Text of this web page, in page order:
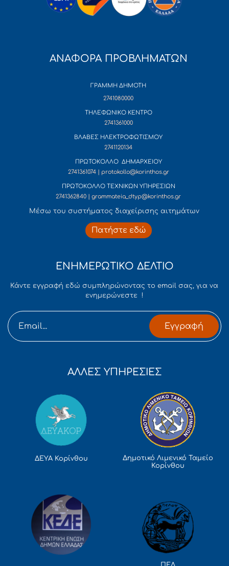
ΑΝΑΦΟΡΑ ΠΡΟΒΛΗΜΑΤΩΝ
ΓΡΑΜΜΗ ΔΗΜΟΤΗ
2741080000
ΤΗΛΕΦΩΝΙΚΟ ΚΕΝΤΡΟ
2741361000
ΒΛΑΒΕΣ ΗΛΕΚΤΡΟΦΩΤΙΣΜΟΥ
2741120134
ΠΡΩΤΟΚΟΛΛΟ ΔΗΜΑΡΧΕΙΟΥ
2741361074 | protokollo@korinthos.gr
ΠΡΩΤΟΚΟΛΛΟ ΤΕΧΝΙΚΩΝ ΥΠΗΡΕΣΙΩΝ
2741362840 | grammateia_dtyp@korinthos.gr
Mέσω του συστήματος διαχείρισης αιτημάτων
Πατήστε εδώ
ΕΝΗΜΕΡΩΤΙΚΟ ΔΕΛΤΙΟ
Κάντε εγγραφή εδώ συμπληρώνοντας το email σας, για να
ενημερώνεστε !
Εγγραφή
ΑΛΛΕΣ ΥΠΗΡΕΣΙΕΣ
ΔΕΥΑ Κορίνθου
Δημοτικό Λιμενικό Ταμείο
Κορίνθου